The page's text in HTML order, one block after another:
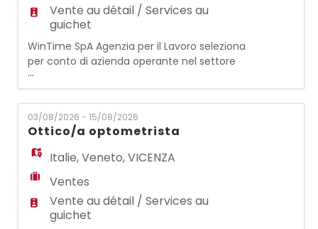
Vente au détail / Services au
guichet
WinTime SpA Agenzia per il Lavoro seleziona
per conto di azienda operante nel settore
dell'occhialeria, per il punto vendita di
SINALUNGA (SI): OTTICO/OTTICA
OPTOMETRISTA Si occuperà di vendita
assistita al cliente e contattologia. REQUISITI:
- Esperienza precedente come
ottico/ottica optometrista - Qualifica
abilitante alla professione di otti
...
03/08/2026 - 15/08/2026
Ottico/a optometrista
Italie,Veneto,VICENZA
Ventes
Vente au détail / Services au
guichet